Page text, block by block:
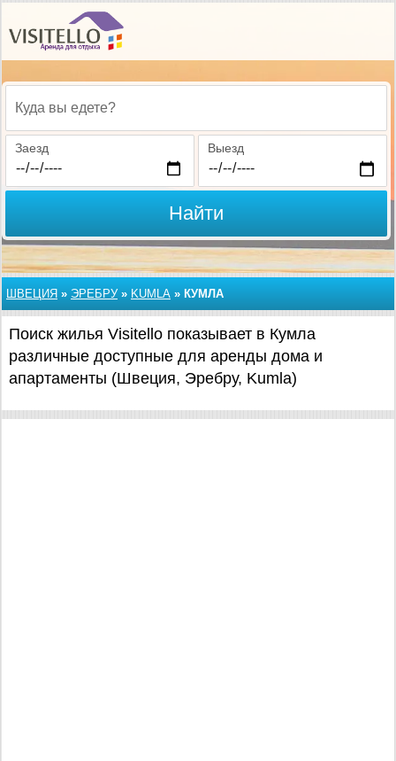
Куда вы едете?
Заезд Выезд
Найти
ШВЕЦИЯ » ЭРЕБРУ» KUMLA » КУМЛА
Поиск жилья Visitello показывает в Кумла
различные доступные для аренды дома и
апартаменты (Швеция, Эребру, Kumla)